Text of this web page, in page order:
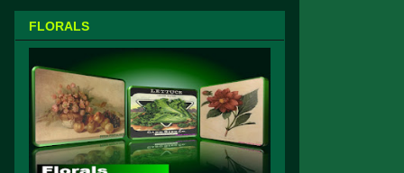
FLORALS